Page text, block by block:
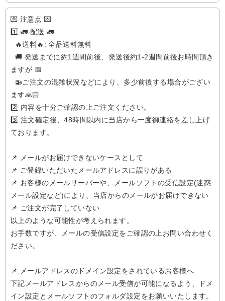
💌 注意点 💌
1️⃣ 🚛 配送 🚛
🔥送料🔥: 全品送料無料
🚚 発送までに約1週間前後、発送後約1-2週間前後お時間頂き
ますが 📅
🚁️ご注文の混雑状況などにより、多少前後する場合がござい
ます🙏🏻
2️⃣ 内容を十分ご確認の上ご注文ください。
3️⃣ 注文確定後、48時間以内に当店から一度御連絡を差し上げ
ております。
📌 メールがお届けできないケースとして
📌 ご登録いただいたメールアドレスに誤りがある
📌 お客様のメールサーバーや、メールソフトの受信設定(迷惑
メール設定など)により、当店からのメールがお届けできない
📌 ご注文が完了していない
以上のような可能性が考えられます。
お手数ですが、メールの受信設定をご確認の上お問い合わせく
ださい。
📌 メールアドレスのドメイン設定をされているお客様へ
下記メールアドレスからのメール受信が可能になるよう、ドメ
イン設定とメールソフトのフォルダ設定をお願いいたします。